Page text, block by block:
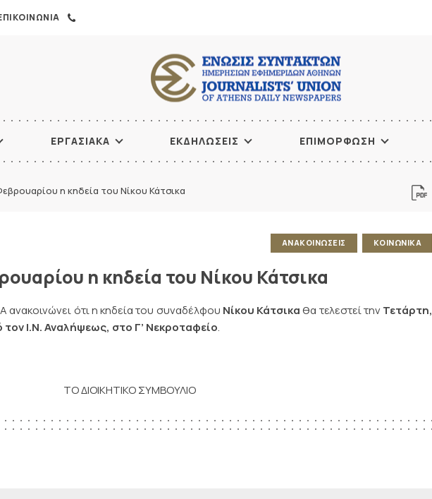
ΕΡΓΑΣΙΑΚΑ ΕΚΔΗΛΩΣΕΙΣ ΕΠΙΜΟΡΦΩΣΗ
η κηδεία του Νίκου Κάτσικα
ΑΝΑΚΟΙΝΩΣΕΙΣ ΚΟΙΝΩΝΙΚΑ
η κηδεία του Νίκου Κάτσικα
ανακοινώνει ότι η κηδεία του συναδέλφου Νίκου Κάτσικαθα τελεστεί τηνΤετάρτη,
Ι.Ν. Αναλήψεως, στο Γ’ Νεκροταφείο.
ΤΟ ΔΙΟΙΚΗΤΙΚΟ ΣΥΜΒΟΥΛΙΟ